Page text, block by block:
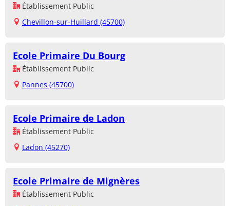
Établissement Public
Chevillon-sur-Huillard (45700)
Ecole Primaire Du Bourg
Établissement Public
Pannes (45700)
Ecole Primaire de Ladon
Établissement Public
Ladon (45270)
Ecole Primaire de Mignères
Établissement Public